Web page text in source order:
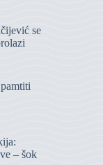
se
– šok